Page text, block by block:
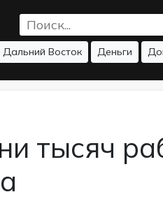
Дальний Восток Деньги
тысяч